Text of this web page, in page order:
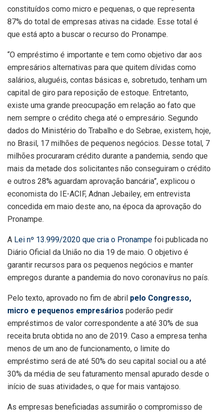
constituídos como micro e pequenas, o que representa
87% do total de empresas ativas na cidade. Esse total é
que está apto a buscar o recurso do Pronampe.
“O empréstimo é importante e tem como objetivo dar aos
empresários alternativas para que quitem dívidas como
salários, aluguéis, contas básicas e, sobretudo, tenham um
capital de giro para reposição de estoque. Entretanto,
existe uma grande preocupação em relação ao fato que
nem sempre o crédito chega até o empresário. Segundo
dados do Ministério do Trabalho e do Sebrae, existem, hoje,
no Brasil, 17 milhões de pequenos negócios. Desse total, 7
milhões procuraram crédito durante a pandemia, sendo que
mais da metade dos solicitantes não conseguiram o crédito
e outros 28% aguardam aprovação bancária”, explicou o
economista do IE-ACIF, Adnan Jebailey, em entrevista
concedida em maio deste ano, na época da aprovação do
Pronampe.
A Lei nº 13.999/2020 que cria o Pronampe foi publicada no
Diário Oficial da União no dia 19 de maio. O objetivo é
garantir recursos para os pequenos negócios e manter
empregos durante a pandemia do novo coronavírus no país.
Pelo texto, aprovado no fim de abril pelo Congresso,
micro e pequenos empresários poderão pedir
empréstimos de valor correspondente a até 30% de sua
receita bruta obtida no ano de 2019. Caso a empresa tenha
menos de um ano de funcionamento, o limite do
empréstimo será de até 50% do seu capital social ou a até
30% da média de seu faturamento mensal apurado desde o
início de suas atividades, o que for mais vantajoso.
As empresas beneficiadas assumirão o compromisso de